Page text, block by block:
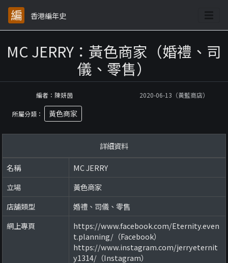
香港編年史
MC JERRY：黃色商家（婚禮、司
儀、零售）
編者：陳妍茵 2020-06-13（黃藍商店）
所屬分類： 黃色商家
詳細資料
名稱
MC JERRY
立場
黃色商家
店舖類型
婚禮、司儀、零售
網上專頁
https://www.facebook.com/Eternity.even
t.planning/（Facebook）
https://www.instagram.com/jerryeternit
y1314/（Instagram）